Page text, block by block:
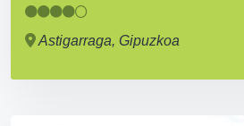
Astigarraga, Gipuzkoa